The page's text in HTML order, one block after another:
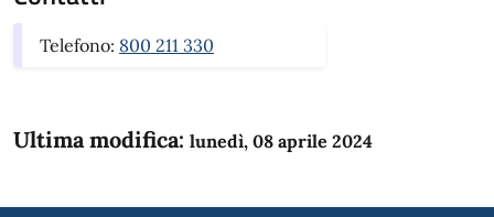
Telefono: 800 211 330
Ultima modifica: lunedì, 08 aprile 2024